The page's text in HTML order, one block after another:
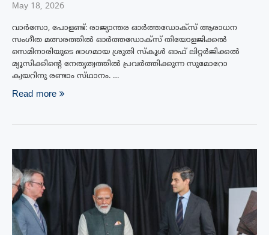
May 18, 2026
വാർസോ, പോളണ്ട്: രാജ്യാന്തര ഓർത്തഡോക്‌സ് ആരാധന
സംഗീത മത്സരത്തിൽ ഓർത്തഡോക്സ് തിയോളജിക്കൽ
സെമിനാരിയുടെ ഭാഗമായ ശ്രുതി സ്‌കൂൾ ഓഫ് ലിറ്റർജിക്കൽ
മ്യൂസിക്കിന്റെ നേതൃത്വത്തിൽ പ്രവർത്തിക്കുന്ന സുമോറോ
ക്വയറിനു രണ്ടാം സ്‌ഥാനം. …
Read more